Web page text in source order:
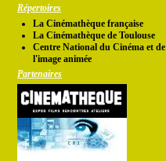
Répertoires
La Cinémathèque française
La Cinémathèque de Toulouse
Centre National du Cinéma et de
l'image animée
Partenaires